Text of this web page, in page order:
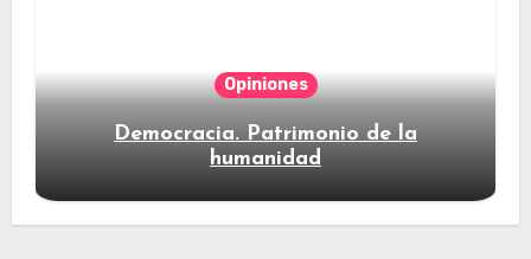
Opiniones
Democracia. Patrimonio de la
humanidad